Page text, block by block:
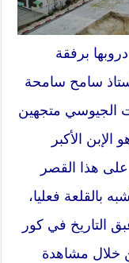
برفقة
سامح سامحة
الجيوسي متجهين
الأكبر
هذا القصر
بالقلعة فعليا،
التاريخ في كور
خلال مشاهدة